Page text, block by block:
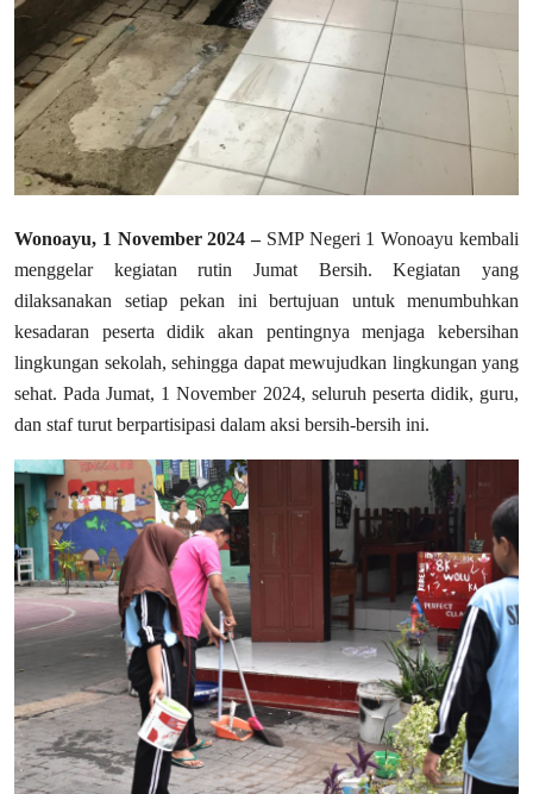
Wonoayu, 1 November 2024 –SMP Negeri 1 Wonoayu kembali
menggelar kegiatan rutin Jumat Bersih. Kegiatan yang
dilaksanakan setiap pekan ini bertujuan untuk menumbuhkan
kesadaran peserta didik akan pentingnya menjaga kebersihan
lingkungan sekolah, sehingga dapat mewujudkan lingkungan yang
sehat. Pada Jumat, 1 November 2024, seluruh peserta didik, guru,
dan staf turut berpartisipasi dalam aksi bersih-bersih ini.